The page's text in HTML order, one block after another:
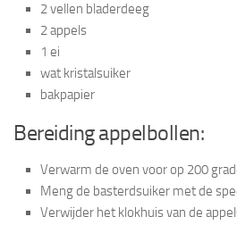
2 vellen bladerdeeg
2 appels
1 ei
wat kristalsuiker
bakpapier
Bereiding appelbollen:
Verwarm de oven voor op 200
Meng de basterdsuiker met de
Verwijder het klokhuis van de